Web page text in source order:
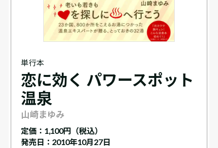
単行本
恋に効く パワースポット
温泉
山崎まゆみ
定価： 1,100円（税込）
発売日：2010年10月27日